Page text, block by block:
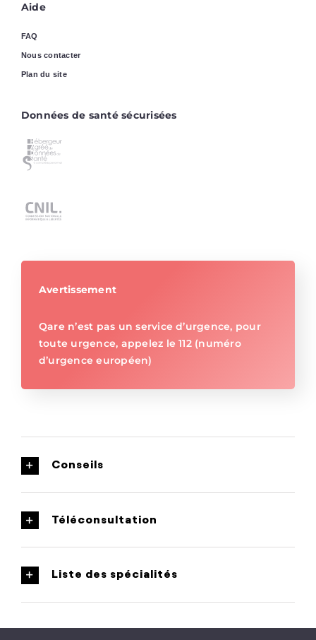
Aide
FAQ
Nous contacter
Plan du site
Données de santé sécurisées
Avertissement
Qare n’est pas un service d’urgence, pour
toute urgence, appelez le 112 (numéro
d’urgence européen)
Conseils
Téléconsultation
Liste des spécialités